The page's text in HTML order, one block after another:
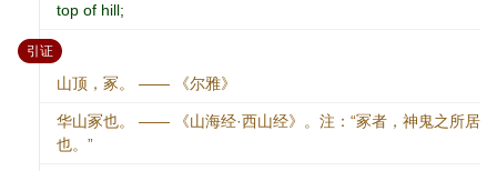
top of hill;
引证：
山顶，冢。 —— 《尔雅》
华山冢也。 —— 《山海经·西山经》。注：“冢者，神鬼之所居
也。”